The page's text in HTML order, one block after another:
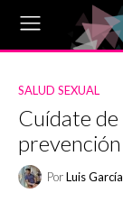
SALUD SEXUAL
Cuídate de
prevención
PorLuis García